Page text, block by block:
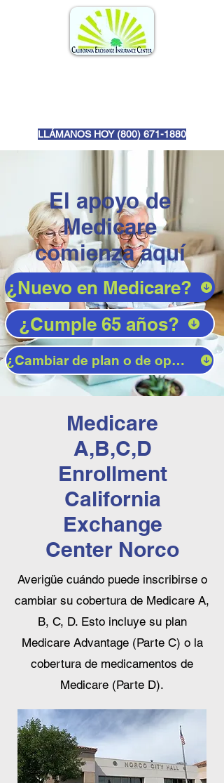
LLÁMANOS HOY (800) 671-1880
El apoyo de
Medicare
comienza aquí
¿Nuevo en Medicare?
¿Cumple 65 años?
¿Cambiar de plan o de operador?
Medicare
A,B,C,D
Enrollment
California
Exchange
Center Norco
Averigüe cuándo puede inscribirse o
cambiar su cobertura de Medicare A,
B, C, D. Esto incluye su plan
Medicare Advantage (Parte C) o la
cobertura de medicamentos de
Medicare (Parte D).